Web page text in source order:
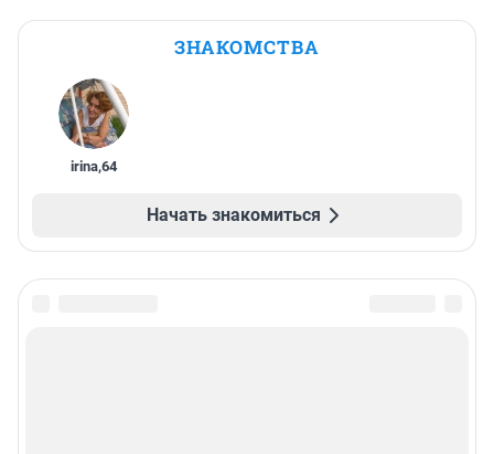
ЗНАКОМСТВА
irina,64
Начать знакомиться